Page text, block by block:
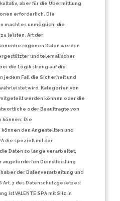
aber für die Übermittlung
erforderlich. Die
macht es unmöglich, die
leisten. Art der
Daten werden
und telematischer
die Logik streng auf die
jedem Fall die Sicherheit und
wird. Kategorien von
werden können oder die
oder Beauftragte von
können: Die
den Angestellten und
die speziell mit der
Daten so lange verarbeitet,
angeforderten Dienstleistung
der Datenverarbeitung und
Art. 7 des Datenschutzgesetzes:
ist VALENTE SPA mit Sitz in